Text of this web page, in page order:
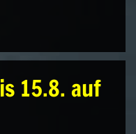
2025
15.8. auf